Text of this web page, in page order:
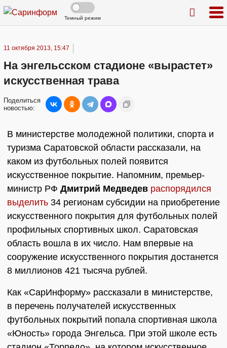
Темный режим
11 октября 2013, 15:47
На энгельсском стадионе «вырастет»
искусственная трава
Поделиться
новостью:
В министерстве молодежной политики, спорта и
туризма Саратовской области рассказали, на
каком из футбольных полей появится
искусственное покрытие. Напомним, премьер-
министр РФ Дмитрий Медведев распорядился
выделить 34 регионам субсидии на приобретение
искусственного покрытия для футбольных полей
профильных спортивных школ. Саратовская
область вошла в их число. Нам впервые на
сооружение искусственного покрытия достанется
8 миллионов 421 тысяча рублей.
Как «СарИнформу» рассказали в министерстве,
в перечень получателей искусственных
футбольных покрытий попала спортивная школа
«Юность» города Энгельса. При этой школе есть